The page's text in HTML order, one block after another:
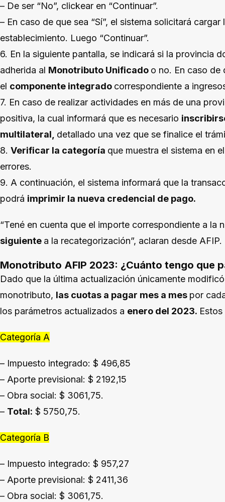
– De ser “No”, clickear en “Continuar”.
– En caso de que sea “Sí”, el sistema solicitará
establecimiento. Luego “Continuar”.
6. En la siguiente pantalla, se indicará si la provincia
adherida al Monotributo Unificado o no. En caso de
el componente integrado correspondiente a
7. En caso de realizar actividades en más de una
positiva, la cual informará que es necesario
multilateral, detallado una vez que se finalice el
8. Verificar la categoría que muestra el sistema en
errores.
9. A continuación, el sistema informará que la
podrá imprimir la nueva credencial de pago.
“Tené en cuenta que el importe correspondiente a la
siguiente a la recategorización”, aclaran desde AFIP.
Monotributo AFIP 2023: ¿Cuánto tengo que
Dado que la última actualización únicamente
monotributo, las cuotas a pagar mes a mes por
los parámetros actualizados a enero del 2023.
Categoría A
– Impuesto integrado: $ 496,85
– Aporte previsional: $ 2192,15
– Obra social: $ 3061,75.
– Total: $ 5750,75.
Categoría B
– Impuesto integrado: $ 957,27
– Aporte previsional: $ 2411,36
– Obra social: $ 3061,75.